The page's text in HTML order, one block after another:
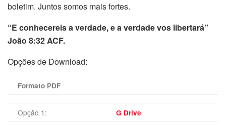
boletim. Juntos somos mais fortes.
“E conhecereis a verdade, e a verdade vos libertará”
João 8:32 ACF.
Opções de Download:
Formato PDF
Opção 1:
G Drive